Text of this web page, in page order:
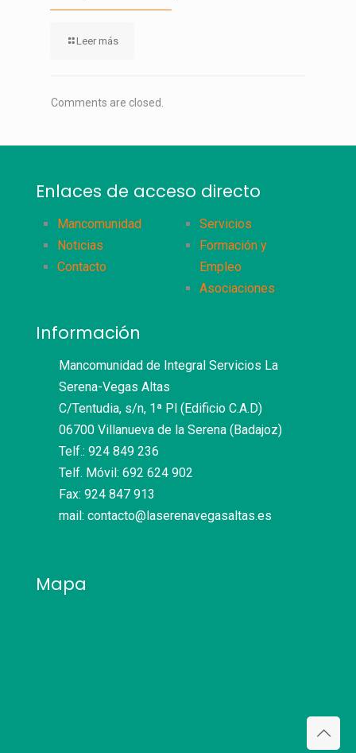
Leer más
Comments are closed.
Enlaces de acceso directo
Mancomunidad
Noticias
Contacto
Servicios
Formación y
Empleo
Asociaciones
Información
Mancomunidad de Integral Servicios La
Serena-Vegas Altas
C/Tentudia, s/n, 1ª Pl (Edificio C.A.D)
06700 Villanueva de la Serena (Badajoz)
Telf.: 924 849 236
Telf. Móvil: 692 624 902
Fax: 924 847 913
mail: contacto@laserenavegasaltas.es
Mapa